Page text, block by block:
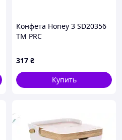
Конфета Honey 3 SD20356
ТМ PRC
317 ₴
Купить